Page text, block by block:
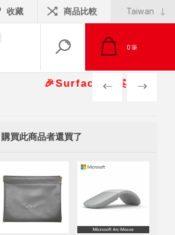
收藏 商品比較
0筆
🎉Surface 專案報價另有
PREV NEXT
購買此商品者還買了